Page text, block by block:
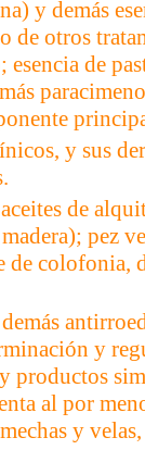
y demás
de otros
de
y sus
de
pez
de colofonia,
y
productos
al por
y